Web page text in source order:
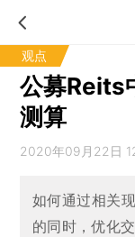
观点
公募Reits
测算
2020年09月22日
如何通过相关
的同时，优化